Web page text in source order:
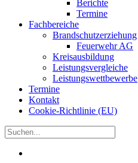
Berichte
Termine
Fachbereiche
Brandschutzerziehung
Feuerwehr AG
Kreisausbildung
Leistungsvergleiche
Leistungswettbewerbe
Termine
Kontakt
Cookie-Richtlinie (EU)